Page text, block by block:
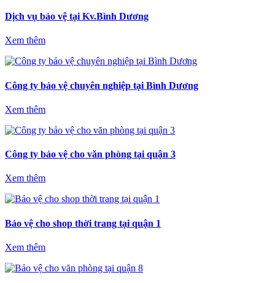
Dịch vụ bảo vệ tại Kv.Bình Dương
Xem thêm
Công ty bảo vệ chuyên nghiệp tại Bình Dương
Xem thêm
Công ty bảo vệ cho văn phòng tại quận 3
Xem thêm
Bảo vệ cho shop thời trang tại quận 1
Xem thêm